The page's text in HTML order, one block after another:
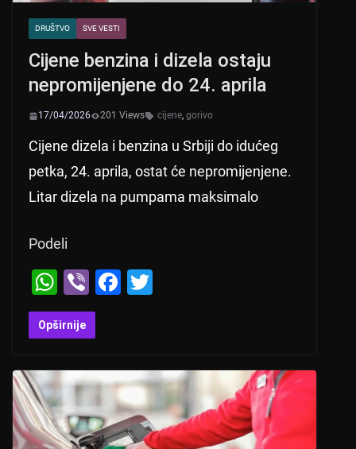
DRUŠTVO SVE VESTI
Cijene benzina i dizela ostaju
nepromijenjene do 24. aprila
17/04/2026 201 Views cijene, gorivo
Cijene dizela i benzina u Srbiji do idućeg
petka, 24. aprila, ostat će nepromijenjene.
Litar dizela na pumpama maksimalo
Podeli
W
h
at
A
p
p
Vi
b
er
F
b
o
o
Opširnije